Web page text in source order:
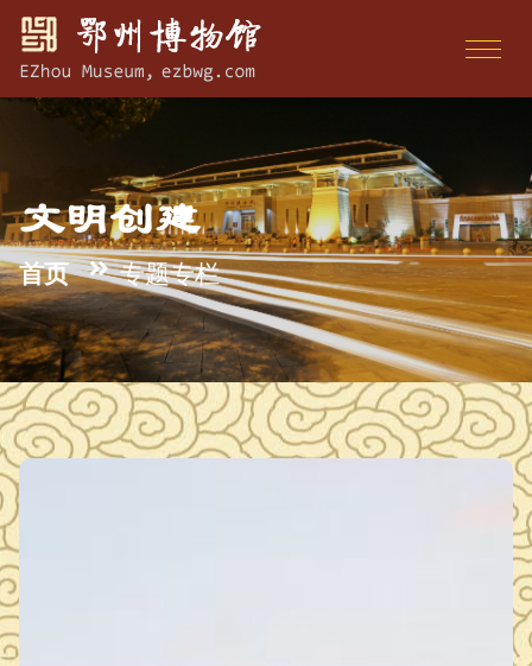
文明创建
首页 专题专栏